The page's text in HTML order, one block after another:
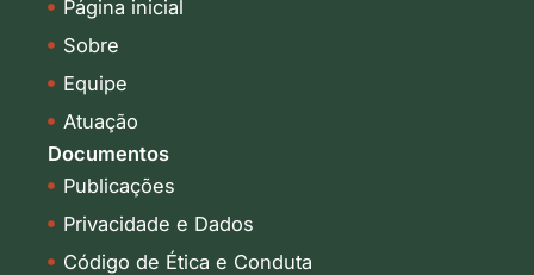
Página inicial
Sobre
Equipe
Atuação
Documentos
Publicações
Privacidade e Dados
Código de Ética e Conduta